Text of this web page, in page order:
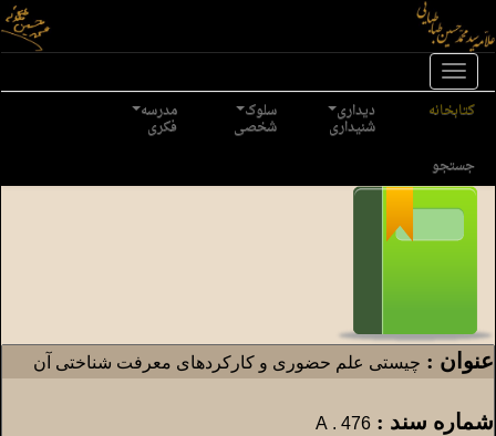
کتابخانه دیداری
شنیداری
سلوک
شخصی
مدرسه
فکری
جستجو
عنوان : چیستی علم حضوری و کارکردهای معرفت شناختی آن
شماره سند : 476 . A